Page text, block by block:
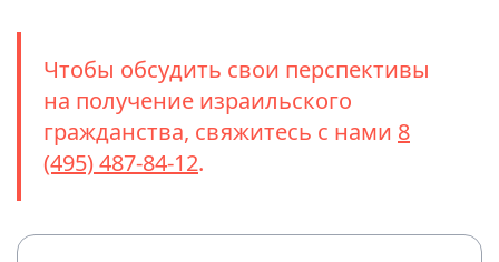
Чтобы обсудить свои перспективы
на получение израильского
гражданства, свяжитесь с нами 8
(495) 487-84-12.